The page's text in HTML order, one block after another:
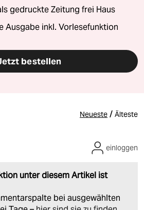
gedruckte Zeitung frei Haus
Ausgabe inkl. Vorlesefunktion
bestellen
Neueste / Älteste
unter diesem Artikel ist
bei ausgewählten
einloggen